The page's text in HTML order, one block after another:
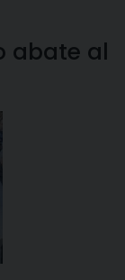
abate al